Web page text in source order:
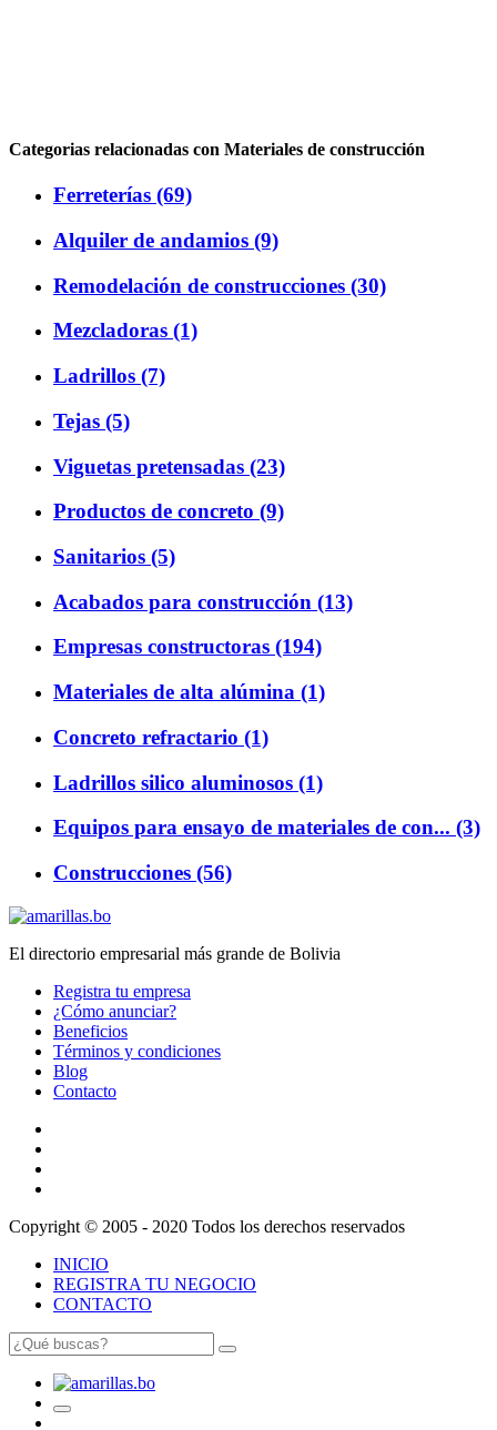
Categorias relacionadas con Materiales de construcción
Ferreterías (69)
Alquiler de andamios (9)
Remodelación de construcciones (30)
Mezcladoras (1)
Ladrillos (7)
Tejas (5)
Viguetas pretensadas (23)
Productos de concreto (9)
Sanitarios (5)
Acabados para construcción (13)
Empresas constructoras (194)
Materiales de alta alúmina (1)
Concreto refractario (1)
Ladrillos silico aluminosos (1)
Equipos para ensayo de materiales de con... (3)
Construcciones (56)
El directorio empresarial más grande de Bolivia
Registra tu empresa
¿Cómo anunciar?
Beneficios
Términos y condiciones
Blog
Contacto
Copyright © 2005 - 2020 Todos los derechos reservados
INICIO
REGISTRA TU NEGOCIO
CONTACTO